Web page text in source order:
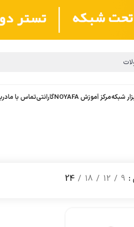
شبکهمرکز آموزش NOYAFA گارانتیتماس با ما
9
12
18
24